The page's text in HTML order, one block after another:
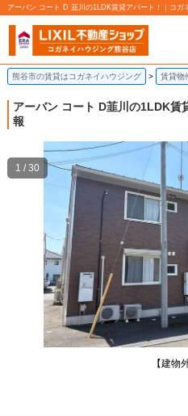
アーバン コート D 韮川の1LDK賃貸アパート！｜コ
熊谷市の賃貸はコガネイハウジング 賃貸物
アーバン コート D韮川の1LDK賃
報
【建物
1 / 30